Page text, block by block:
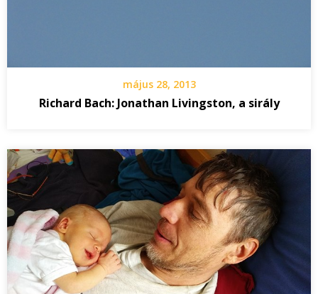
május 28, 2013
Richard Bach: Jonathan Livingston, a sirály